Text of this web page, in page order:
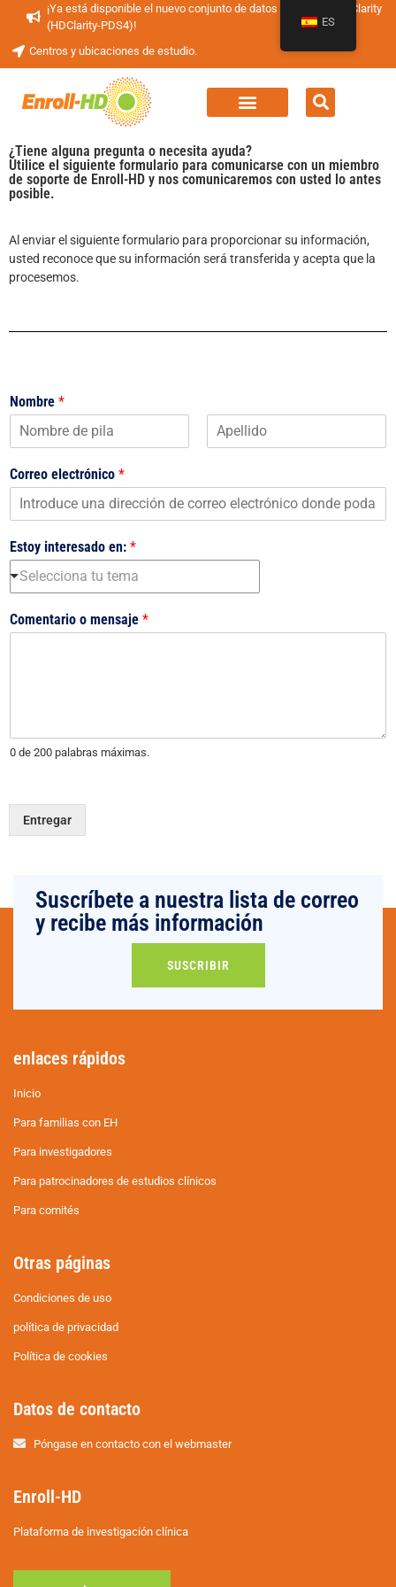
¡Ya está disponible el nuevo conjunto de datos periódicos HDClarity
(HDClarity-PDS4)!
Centros y ubicaciones de estudio.
¿Tiene alguna pregunta o necesita ayuda?
Utilice el siguiente formulario para comunicarse con un miembro
de soporte de Enroll-HD y nos comunicaremos con usted lo antes
posible.
Al enviar el siguiente formulario para proporcionar su información,
usted reconoce que su información será transferida y acepta que la
procesemos.
Nombre *
r
i
r
o
m
o
Correo electrónico *
Estoy interesado en: *
Selecciona tu tema
Comentario o mensaje *
0 de 200 palabras máximas.
Entregar
Suscríbete a nuestra lista de correo
y recibe más información
SUSCRIBIR
enlaces rápidos
Inicio
Para familias con EH
Para investigadores
Para patrocinadores de estudios clínicos
Para comités
Otras páginas
Condiciones de uso
política de privacidad
Política de cookies
Datos de contacto
Póngase en contacto con el webmaster
Enroll-HD
Plataforma de investigación clínica
ES